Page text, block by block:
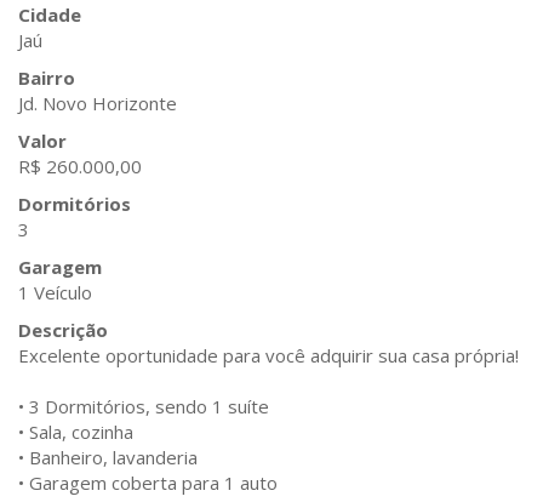
Cidade
Jaú
Bairro
Jd. Novo Horizonte
Valor
R$ 260.000,00
Dormitórios
3
Garagem
1 Veículo
Descrição
Excelente oportunidade para você adquirir sua casa própria!
• 3 Dormitórios, sendo 1 suíte
• Sala, cozinha
• Banheiro, lavanderia
• Garagem coberta para 1 auto